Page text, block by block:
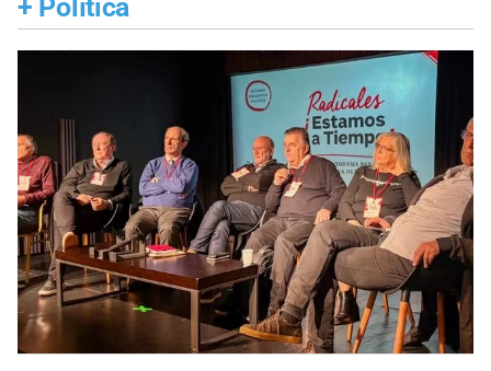
+ Política